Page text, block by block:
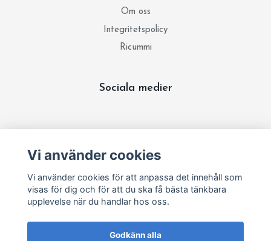
Om oss
Integritetspolicy
Ricummi
Sociala medier
Vi använder cookies
Vi använder cookies för att anpassa det innehåll som
visas för dig och för att du ska få bästa tänkbara
upplevelse när du handlar hos oss.
Godkänn alla